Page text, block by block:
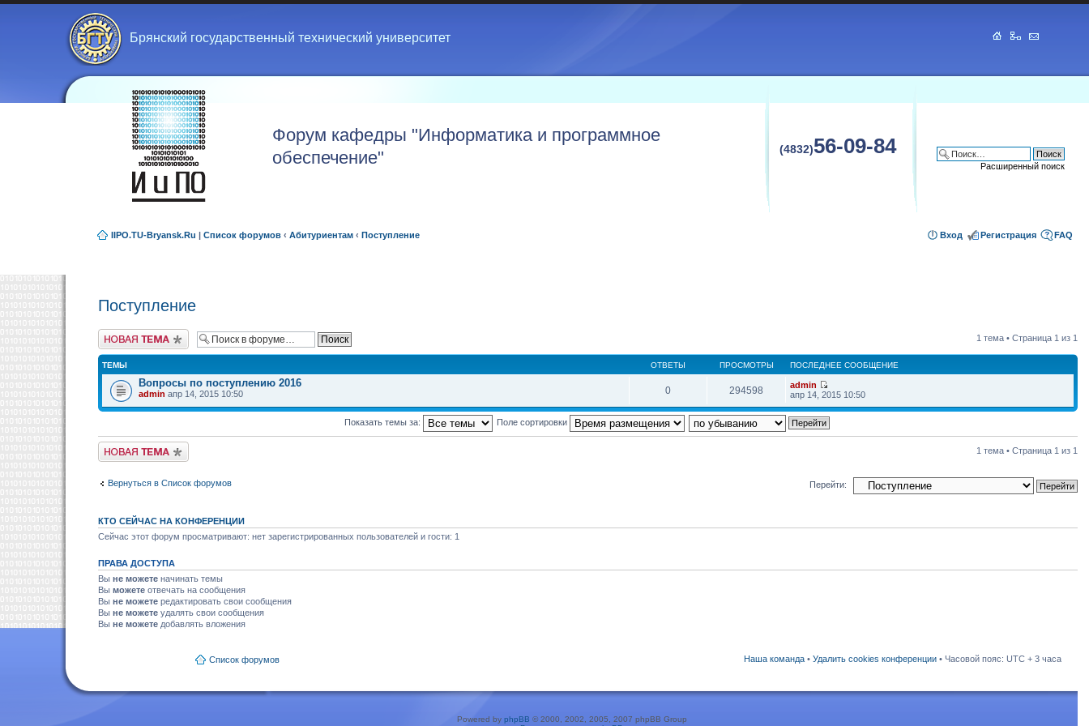
Брянский государственный технический университет
Форум кафедры "Информатика и программное
обеспечение"
(4832)56-09-84
Расширенный поиск
IIPO.TU-Bryansk.Ru | Список форумов ‹ Абитуриентам ‹ Поступление FAQ
Регистрация
Вход
Поступление
Новая тема 1 тема • Страница 1 из 1
ТЕМЫ ОТВЕТЫ ПРОСМОТРЫ ПОСЛЕДНЕЕ СООБЩЕНИЕ
Вопросы по поступлению 2016
admin апр 14, 2015 10:50 0 294598
admin
апр 14, 2015 10:50
Показать темы за: Поле сортировки
Новая тема 1 тема • Страница 1 из 1
Вернуться в Список форумов Перейти:
КТО СЕЙЧАС НА КОНФЕРЕНЦИИ
Сейчас этот форум просматривают: нет зарегистрированных пользователей и гости: 1
ПРАВА ДОСТУПА
Вы не можете начинать темы
Вы можете отвечать на сообщения
Вы не можете редактировать свои сообщения
Вы не можете удалять свои сообщения
Вы не можете добавлять вложения
Список форумов Наша команда • Удалить cookies конференции • Часовой пояс: UTC + 3 часа
Powered by phpBB © 2000, 2002, 2005, 2007 phpBB Group